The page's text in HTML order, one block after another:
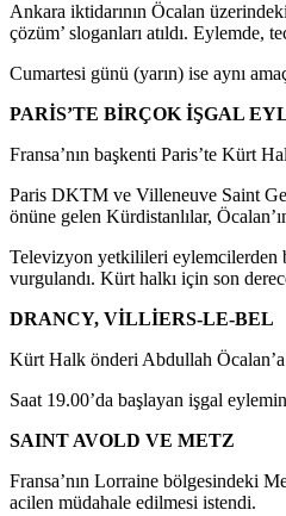
Ankara iktidarının Öcalan
çözüm’ sloganları atıldı.
Cumartesi günü (yarın) ise aynı
PARİS’TE BİRÇOK İŞGAL
Fransa’nın başkenti Paris’te Kürt
Paris DKTM ve Villeneuve Saint
önüne gelen Kürdistanlılar,
Televizyon yetkilileri eylemcilerden
vurgulandı. Kürt halkı için son
DRANCY, VİLLİERS-LE-BEL
Kürt Halk önderi Abdullah
Saat 19.00’da başlayan işgal
SAINT AVOLD VE METZ
Fransa’nın Lorraine bölgesindeki
acilen müdahale edilmesi istendi.